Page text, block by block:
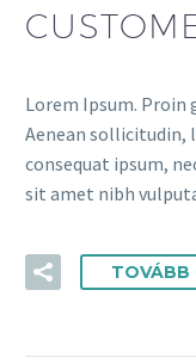
Lorem Ipsum. Proin
Aenean sollicitudin,
consequat ipsum,
sit amet nibh
TOVÁBB